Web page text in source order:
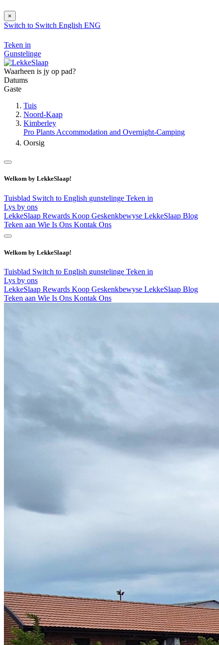
×
Switch to Switch English ENG
Teken in
Gunstelinge
Waarheen is jy op pad?
Datums
Gaste
Tuis
Noord-Kaap
Kimberley
Pro Plants Accommodation and Overnight-Camping
Oorsig
Welkom by LekkeSlaap!
Tuisblad Switch to English gunstelinge Teken in
Lys by ons
LekkeSlaap Rewards Koop Geskenkbewyse LekkeSlaap Blog
Teken aan Wie Is Ons Kontak Ons
Welkom by LekkeSlaap!
Tuisblad Switch to English gunstelinge Teken in
Lys by ons
LekkeSlaap Rewards Koop Geskenkbewyse LekkeSlaap Blog
Teken aan Wie Is Ons Kontak Ons